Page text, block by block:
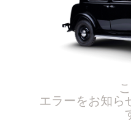
エラーをお知ら